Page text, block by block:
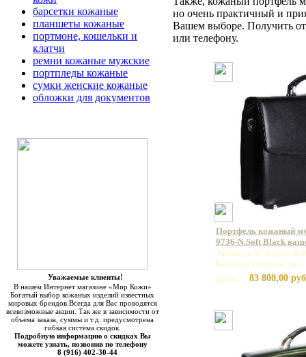
барсетки кожаные
планшеты кожаные
портмоне, кошельки и
клатчи
ремни кожаные мужские
портпледы кожаные
сумки женские кожаные
обложки для документов
Уважаемые клиенты!
В нашем Интернет магазине «Мир Кожи»
Богатый выбор кожаных изделий известных
мировых брендов.Всегда для Вас проводятся
всевозможные акции. Так же в зависимости от
объема заказа, суммы и т.д. предусмотрена
гибкая система скидок.
Подробную информацию о скидках Вы
можете узнать, позвонив по телефону
8 (916) 402-30-44
но очень практичный и
Вашем выборе. Получить
или телефону.
Портфель кожаный
9736-N.Soft Black
Артикул: 9736 N.Soft
Базовая единица: шт
Цена:
83 800,00